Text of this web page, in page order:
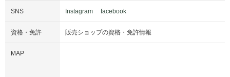
SNS Instagram facebook
資格・免許 販売ショップの資格・免許情報
MAP